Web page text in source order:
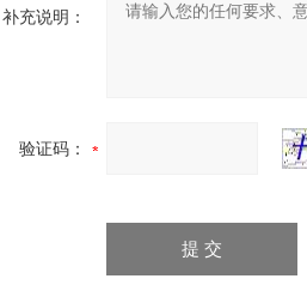
补充说明：
验证码：